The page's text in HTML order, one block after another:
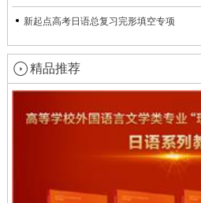
新起点高考日语总复习完形填空专项
精品推荐